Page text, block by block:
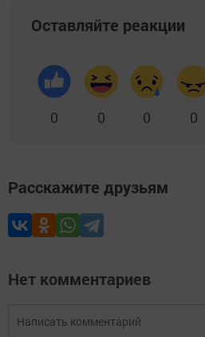
Оставляйте реакции
0 0 0 0
Расскажите друзьям
Нет комментариев